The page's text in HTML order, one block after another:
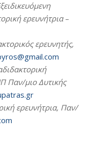
ερευνήτρια–
ερευνητής,
Παν/μιο Δυτικής
ερευνήτρια, Παν/